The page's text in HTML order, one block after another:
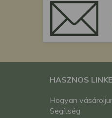
HASZNOS
Hogyan
Segítség